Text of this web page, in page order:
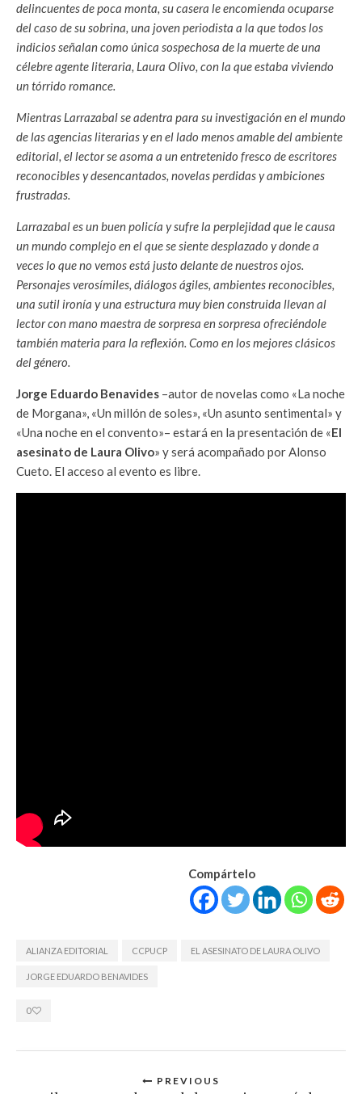
delincuentes de poca monta, su casera le encomienda ocuparse
del caso de su sobrina, una joven periodista a la que todos los
indicios señalan como única sospechosa de la muerte de una
célebre agente literaria, Laura Olivo, con la que estaba viviendo
un tórrido romance.
Mientras Larrazabal se adentra para su investigación en el mundo
de las agencias literarias y en el lado menos amable del ambiente
editorial, el lector se asoma a un entretenido fresco de escritores
reconocibles y desencantados, novelas perdidas y ambiciones
frustradas.
Larrazabal es un buen policía y sufre la perplejidad que le causa
un mundo complejo en el que se siente desplazado y donde a
veces lo que no vemos está justo delante de nuestros ojos.
Personajes verosímiles, diálogos ágiles, ambientes reconocibles,
una sutil ironía y una estructura muy bien construida llevan al
lector con mano maestra de sorpresa en sorpresa ofreciéndole
también materia para la reflexión. Como en los mejores clásicos
del género.
Jorge Eduardo Benavides –autor de novelas como «La noche
de Morgana», «Un millón de soles», «Un asunto sentimental» y
«Una noche en el convento»– estará en la presentación de «El
asesinato de Laura Olivo» y será acompañado por Alonso
Cueto. El acceso al evento es libre.
Compártelo
ALIANZA EDITORIAL CCPUCP EL ASESINATO DE LAURA OLIVO
JORGE EDUARDO BENAVIDES
0
PREVIOUS